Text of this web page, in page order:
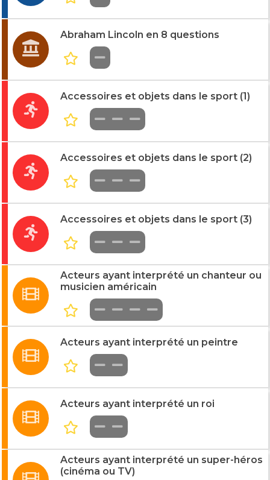
Abraham Lincoln en 8 questions
Accessoires et objets dans le sport (1)
Accessoires et objets dans le sport (2)
Accessoires et objets dans le sport (3)
Acteurs ayant interprété un chanteur ou
musicien américain
Acteurs ayant interprété un peintre
Acteurs ayant interprété un roi
Acteurs ayant interprété un super-héros
(cinéma ou TV)